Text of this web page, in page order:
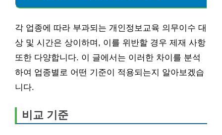
각 업종에 따라 부과되는 개인정보교육 의무이수 대
상 및 시간은 상이하며, 이를 위반할 경우 제재 사항
또한 다양합니다. 이 글에서는 이러한 차이를 분석
하여 업종별로 어떤 기준이 적용되는지 알아보겠습
니다.
비교 기준